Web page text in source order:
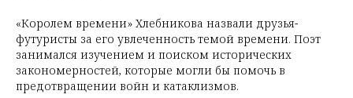
«Королем времени» Хлебникова назвали друзья-
футуристы за его увлеченность темой времени. Поэт
занимался изучением и поиском исторических
закономерностей, которые могли бы помочь в
предотвращении войн и катаклизмов.